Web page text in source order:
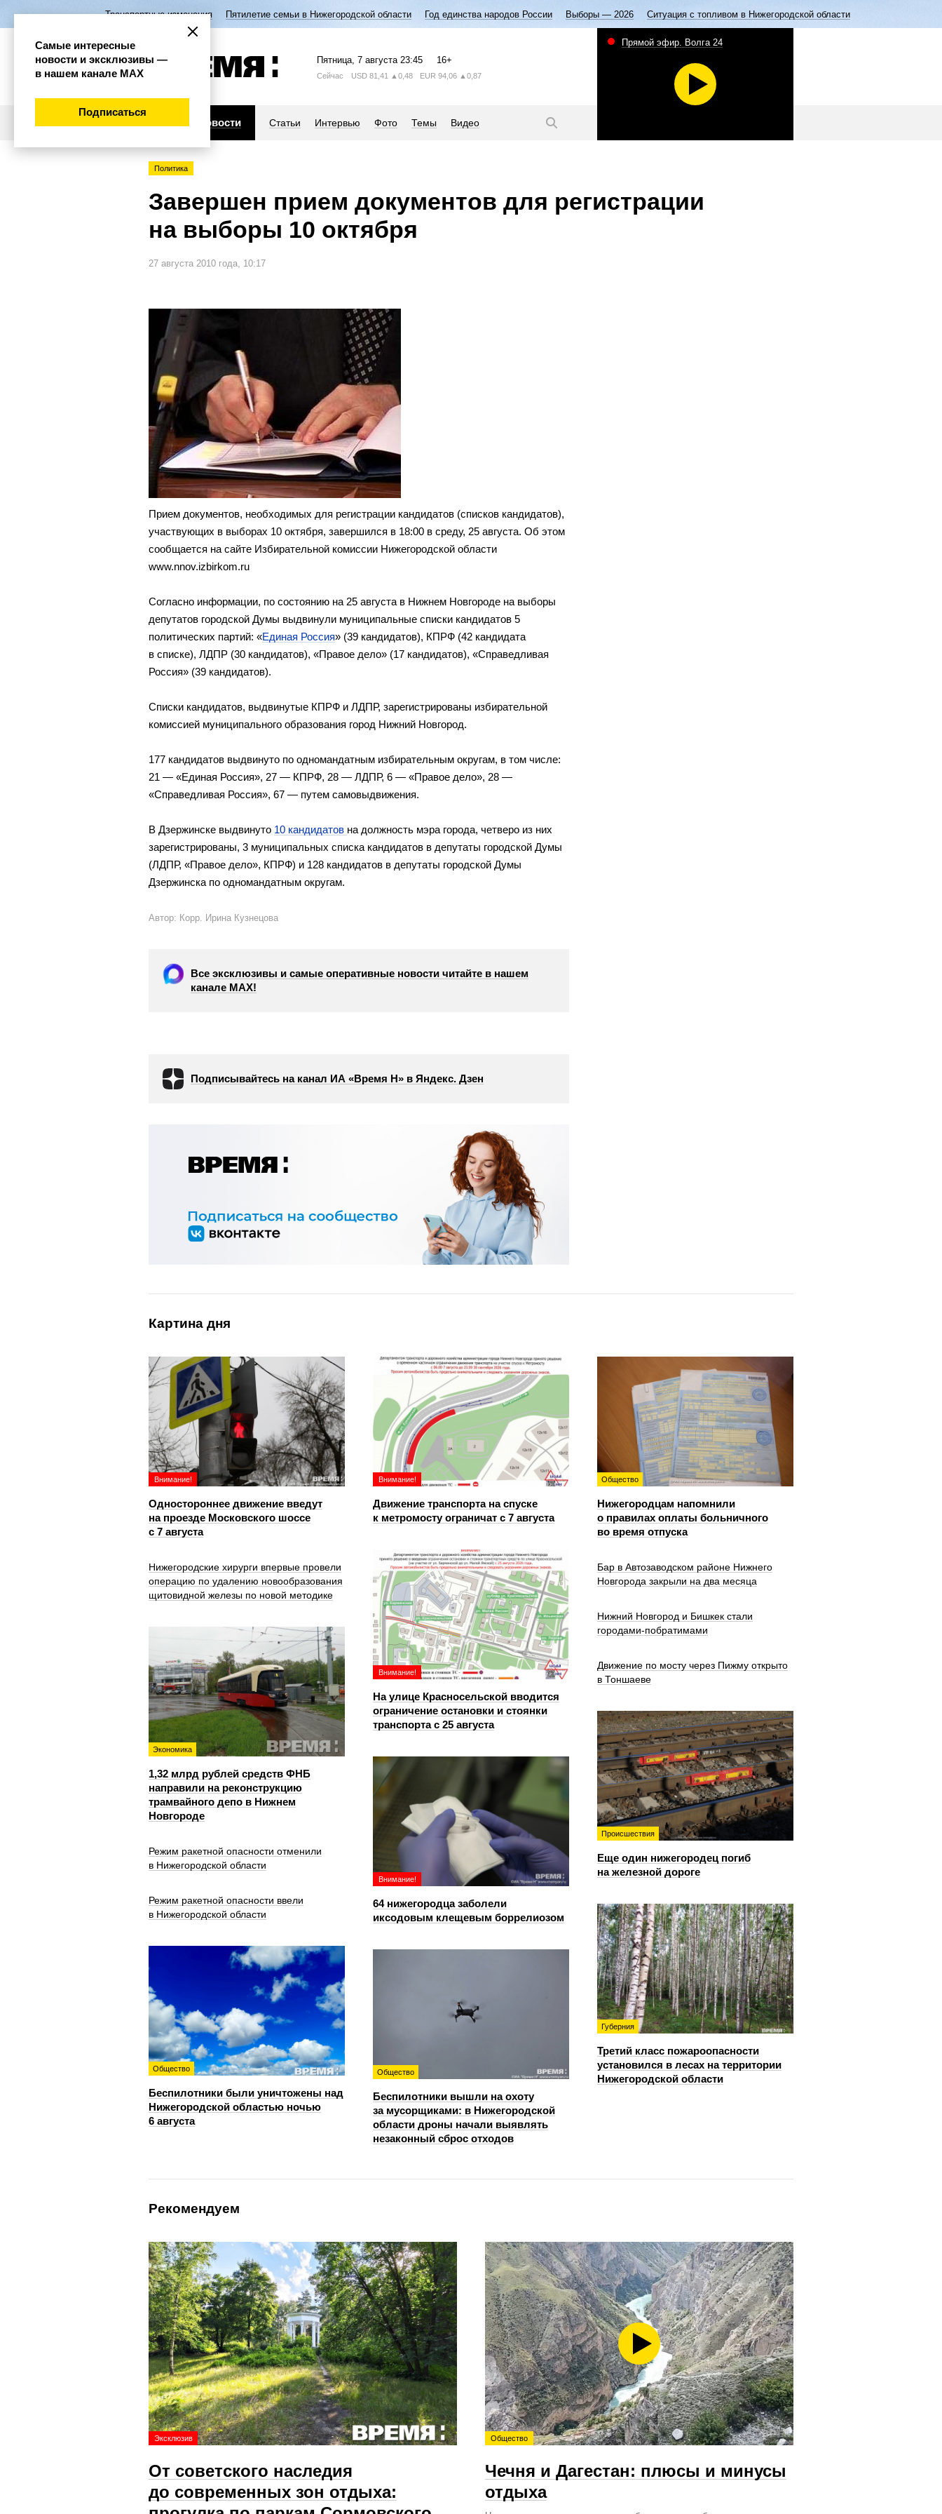
Транспортные изменения Пятилетие семьи в Нижегородской области Год единства народов России Выборы — 2026 Ситуация с топливом в Нижегородской области
Пятница, 7 августа 23:45 16+
Сейчас USD 81,41 ▲0,48 EUR 94,06 ▲0,87
Новости Статьи Интервью Фото Темы Видео
Прямой эфир. Волга 24
Политика
Завершен прием документов для регистрации
на выборы 10 октября
27 августа 2010 года, 10:17
Прием документов, необходимых для регистрации кандидатов (списков кандидатов),
участвующих в выборах 10 октября, завершился в 18:00 в среду, 25 августа. Об этом
сообщается на сайте Избирательной комиссии Нижегородской области
www.nnov.izbirkom.ru
Согласно информации, по состоянию на 25 августа в Нижнем Новгороде на выборы
депутатов городской Думы выдвинули муниципальные списки кандидатов 5
политических партий: «Единая Россия» (39 кандидатов), КПРФ (42 кандидата
в списке), ЛДПР (30 кандидатов), «Правое дело» (17 кандидатов), «Справедливая
Россия» (39 кандидатов).
Списки кандидатов, выдвинутые КПРФ и ЛДПР, зарегистрированы избирательной
комиссией муниципального образования город Нижний Новгород.
177 кандидатов выдвинуто по одномандатным избирательным округам, в том числе:
21 — «Единая Россия», 27 — КПРФ, 28 — ЛДПР, 6 — «Правое дело», 28 —
«Справедливая Россия», 67 — путем самовыдвижения.
В Дзержинске выдвинуто 10 кандидатов на должность мэра города, четверо из них
зарегистрированы, 3 муниципальных списка кандидатов в депутаты городской Думы
(ЛДПР, «Правое дело», КПРФ) и 128 кандидатов в депутаты городской Думы
Дзержинска по одномандатным округам.
Автор: Корр. Ирина Кузнецова
Все эксклюзивы и самые оперативные новости читайте в нашем
канале МАХ!
Подписывайтесь на канал ИА «Время Н» в Яндекс. Дзен
Картина дня
Внимание!
Одностороннее движение введут
на проезде Московского шоссе
с 7 августа
Внимание!
Движение транспорта на спуске
к метромосту ограничат с 7 августа
Общество
Нижегородцам напомнили
о правилах оплаты больничного
во время отпуска
Внимание!
На улице Красносельской вводится
ограничение остановки и стоянки
транспорта с 25 августа
Нижегородские хирурги впервые провели
операцию по удалению новообразования
щитовидной железы по новой методике
Бар в Автозаводском районе Нижнего
Новгорода закрыли на два месяца
Нижний Новгород и Бишкек стали
городами-побратимами
Экономика
1,32 млрд рублей средств ФНБ
направили на реконструкцию
трамвайного депо в Нижнем
Новгороде
Движение по мосту через Пижму открыто
в Тоншаеве
Происшествия
Еще один нижегородец погиб
на железной дороге
Внимание!
64 нижегородца заболели
иксодовым клещевым боррелиозом
Режим ракетной опасности отменили
в Нижегородской области
Режим ракетной опасности ввели
в Нижегородской области
Губерния
Третий класс пожароопасности
установился в лесах на территории
Нижегородской области
Общество
Беспилотники были уничтожены над
Нижегородской областью ночью
6 августа
Общество
Беспилотники вышли на охоту
за мусорщиками: в Нижегородской
области дроны начали выявлять
незаконный сброс отходов
Рекомендуем
Эксклюзив
От советского наследия
до современных зон отдыха:
Общество
Чечня и Дагестан: плюсы и минусы
отдыха
Самые интересные
новости и эксклюзивы —
в нашем канале МАХ
Подписаться